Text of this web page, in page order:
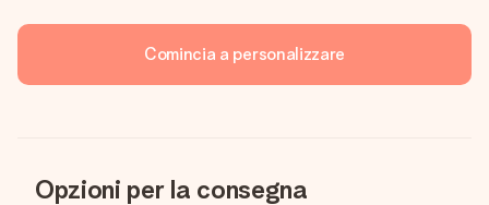
Comincia a personalizzare
Opzioni per la consegna